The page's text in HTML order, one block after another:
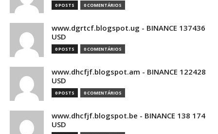
0 POSTS 0 COMENTÁRIOS
www.dgrtcf.blogspot.ug - BINANCE 137436
USD
0 POSTS 0 COMENTÁRIOS
www.dhcfjf.blogspot.am - BINANCE 122428
USD
0 POSTS 0 COMENTÁRIOS
www.dhcfjf.blogspot.be - BINANCE 138 174
USD